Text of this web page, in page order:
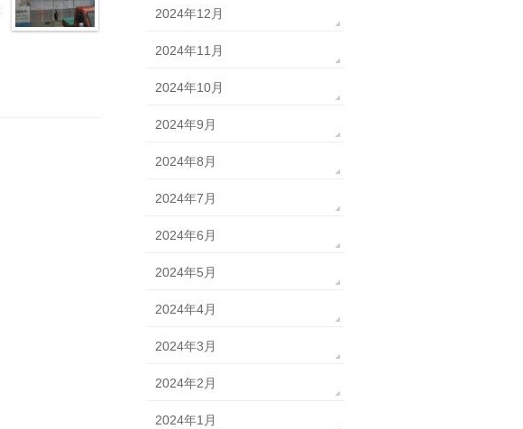
2024年12月
2024年11月
2024年10月
2024年9月
2024年8月
2024年7月
2024年6月
2024年5月
2024年4月
2024年3月
2024年2月
2024年1月